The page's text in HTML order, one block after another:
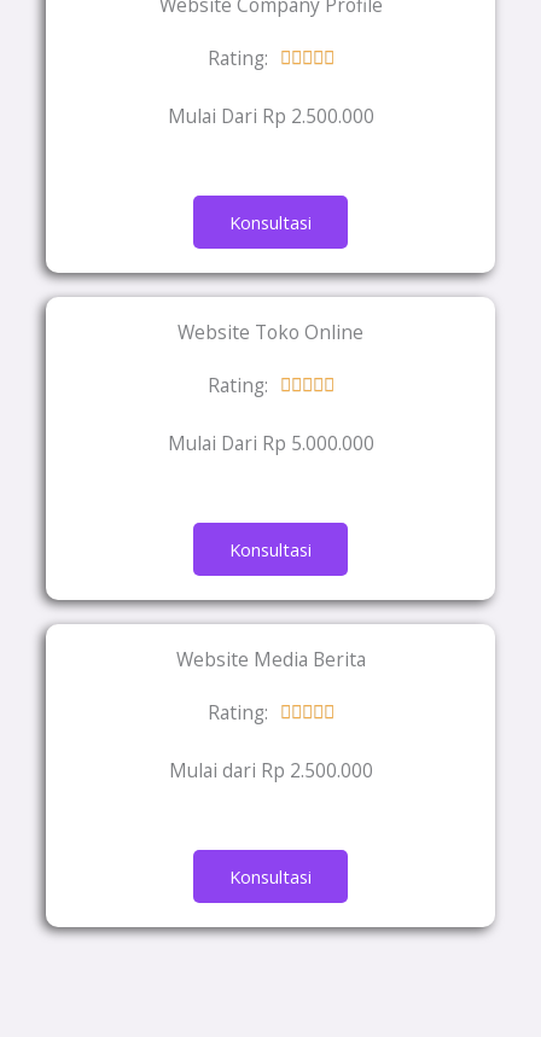
Rating:
Rated
out
5
Mulai Dari Rp 2.500.000
Konsultasi
Website Toko Online
Rating:
Rated
out
5
Mulai Dari Rp 5.000.000
Konsultasi
Website Media Berita
Rating:
Rated
out
5
Mulai dari Rp 2.500.000
Konsultasi